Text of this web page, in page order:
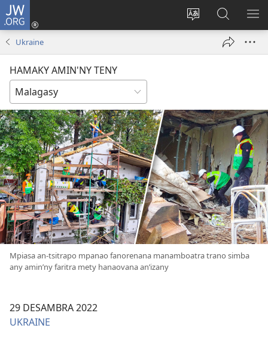
JW.ORG
Hiova
Hiditra
(manokatra
ato
Amin’ny
Ukraine
HAMAKY AMIN'NY TENY
Mpiasa an-tsitrapo mpanao fanorenana manamboatra trano simba
any amin’ny faritra mety hanaovana an’izany
29 DESAMBRA 2022
UKRAINE